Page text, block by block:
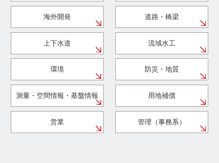
海外開発 道路・橋梁
上下水道 流域水工
環境 防災・地質
測量・空間情報・基盤情報 用地補償
営業 管理（事務系）